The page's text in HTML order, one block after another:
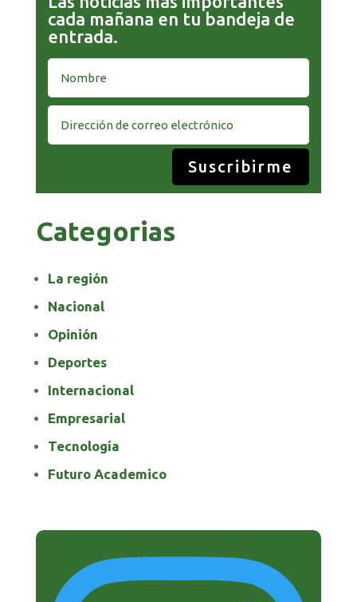
cada mañana en tu bandeja de
entrada.
Suscribirme
Categorias
La región
Nacional
Opinión
Deportes
Internacional
Empresarial
Tecnología
Futuro Academico